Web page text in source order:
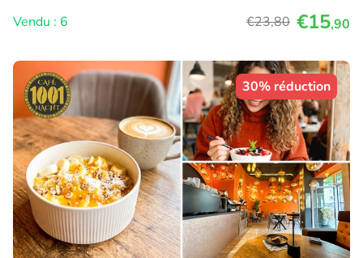
Vendu : 6
€23,80 €15,90
30% réduction